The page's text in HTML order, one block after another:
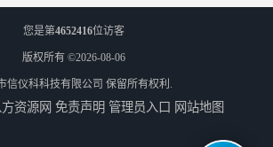
您是第4652416位访客
版权所有 ©2026-08-06
信仪科科技有限公司 保留所有权利.
方资源网 免责声明 管理员入口 网站地图